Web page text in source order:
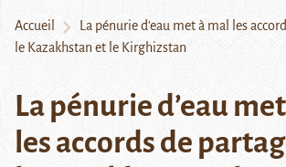
Accueil
La pénurie d’eau met à mal les
le Kazakhstan et le Kirghizstan
La pénurie d’eau
les accords de